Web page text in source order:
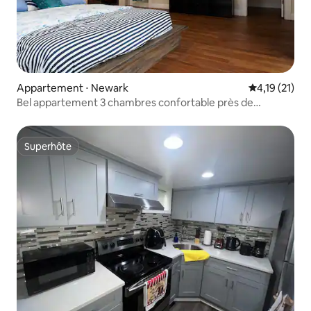
Appartement ⋅ Newark Évaluation
4,19 (21)
Bel appartement 3 chambres confortable près de
Superhôte
Superhôte